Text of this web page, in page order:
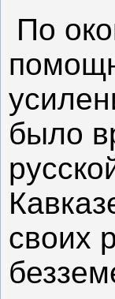
По
было
своих